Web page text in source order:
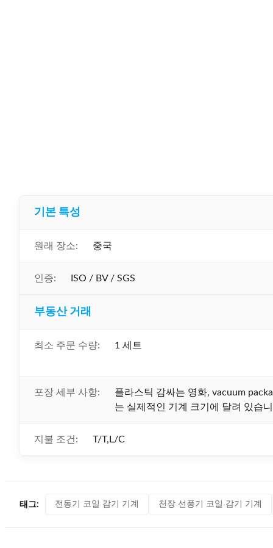
기본 특성
원래 장소: 중국
인증: ISO / BV / SGS
부동산 거래
최소 주문 수량: 1 세트
포장 세부 사항:
플라스틱 감싸는 영화, vacuum
는 실제적인 기계 크기에 달려 있습
지불 조건: T/T,L/C
태그: 전동기 코일 감기 기계 천장 선풍기 코일 감기 기계